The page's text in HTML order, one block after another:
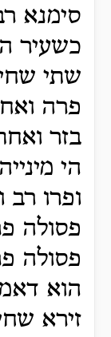
סימנא
כשעיר
שתי
פרה
בזר
הי
ופרו
פסולה
פסולה
הוא
זירא